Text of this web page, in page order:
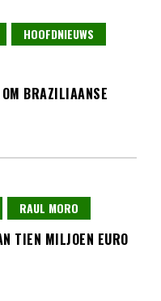
HOOFDNIEUWS
BRAZILIAANSE
RAUL MORO
TIEN MILJOEN EURO